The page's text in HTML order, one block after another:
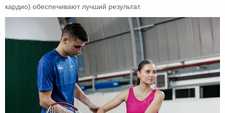
кардио) обеспечивают лучший результат.